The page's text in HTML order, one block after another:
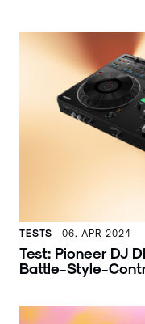
TESTS 06. APR 2024
Test: Pioneer DJ
Battle-Style-